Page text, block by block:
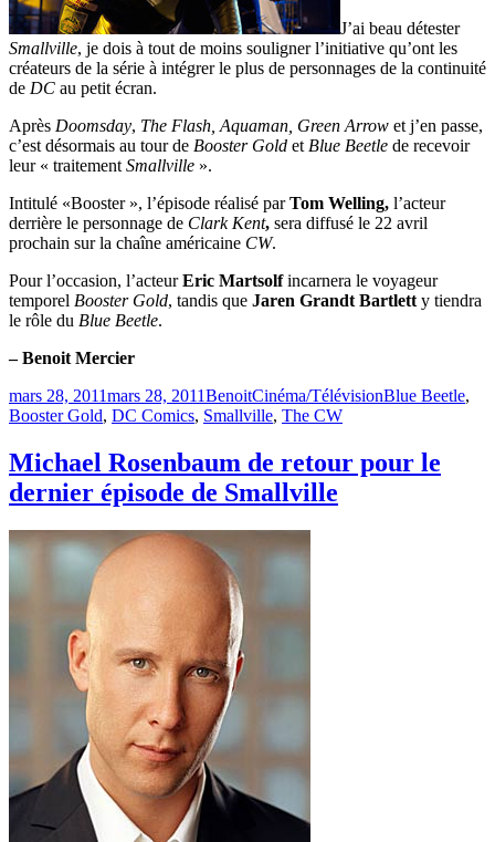
J’ai beau détester
Smallville, je dois à tout de moins souligner l’initiative qu’ont les
créateurs de la série à intégrer le plus de personnages de la continuité
de DC au petit écran.
Après Doomsday, The Flash, Aquaman, Green Arrow et j’en passe,
c’est désormais au tour de Booster Gold et Blue Beetle de recevoir
leur « traitement Smallville ».
Intitulé «Booster », l’épisode réalisé parTom Welling, l’acteur
derrière le personnage de Clark Kent, sera diffusé le 22 avril
prochain sur la chaîne américaine CW.
Pour l’occasion, l’acteurEric Martsolfincarnera le voyageur
temporel Booster Gold, tandis que Jaren Grandt Bartlett y tiendra
le rôle du Blue Beetle.
– Benoit Mercier
Publié
le
mars 28, 2011mars 28, 2011BenoitCatégories
Cinéma/TélévisionÉtiquettes
Blue Beetle,
Booster Gold, DC Comics, Smallville, The CW
Michael Rosenbaum de retour pour le
dernier épisode de Smallville